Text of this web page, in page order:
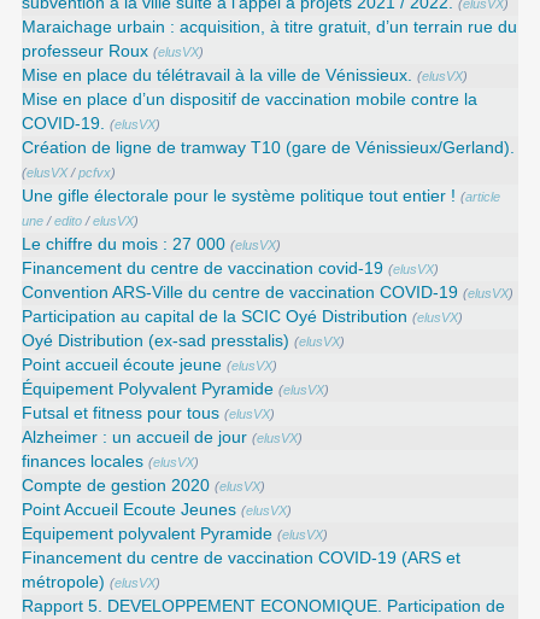
(elusVX)
Maraichage urbain : acquisition, à titre gratuit, d’un terrain rue du
professeur Roux (elusVX)
Mise en place du télétravail à la ville de Vénissieux. (elusVX)
Mise en place d’un dispositif de vaccination mobile contre la
COVID-19. (elusVX)
Création de ligne de tramway T10 (gare de Vénissieux/Gerland).
(elusVX/pcfvx)
Une gifle électorale pour le système politique tout entier ! (article
une /edito /elusVX)
Le chiffre du mois : 27 000 (elusVX)
Financement du centre de vaccination covid-19 (elusVX)
Convention ARS‑Ville du centre de vaccination COVID‑19 (elusVX)
Participation au capital de la SCIC Oyé Distribution (elusVX)
Oyé Distribution (ex-sad presstalis) (elusVX)
Point accueil écoute jeune (elusVX)
Équipement Polyvalent Pyramide (elusVX)
Futsal et fitness pour tous (elusVX)
Alzheimer : un accueil de jour (elusVX)
finances locales (elusVX)
Compte de gestion 2020 (elusVX)
Point Accueil Ecoute Jeunes (elusVX)
Equipement polyvalent Pyramide (elusVX)
Financement du centre de vaccination COVID-19 (ARS et
métropole) (elusVX)
Rapport 5. DEVELOPPEMENT ECONOMIQUE. Participation de